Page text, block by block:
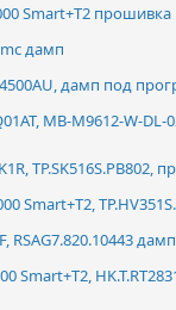
Smart+T2 прошивка
дамп
дамп под
MB-M9612-W-
TP.SK516S.PB802,
Smart+T2,
RSAG7.820.10443
Smart+T2,